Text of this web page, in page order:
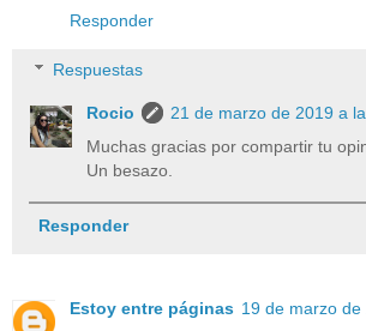
Responder
Respuestas
Rocio
21 de marzo de 2019 a
Muchas gracias por compartir tu
Un besazo.
Responder
Estoy entre páginas 19 de marzo